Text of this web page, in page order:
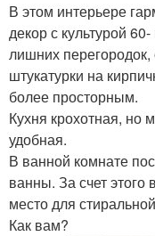
В этом интерьере
декор с культурой
лишних
штукатурки на
более просторным.
Кухня крохотная, но
удобная.
В ванной комнате
ванны. За счет
место для
Как вам?